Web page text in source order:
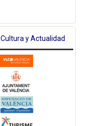
Cultura y Actualidad